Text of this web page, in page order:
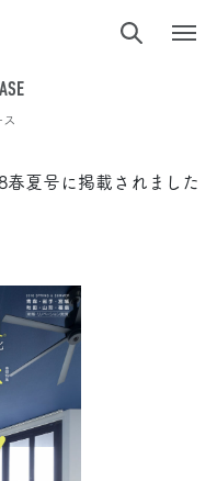
夏号に掲載されました